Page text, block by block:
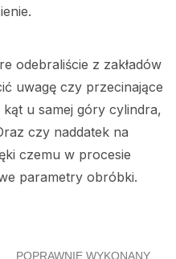
odebraliście z zakładów
uwagę czy przecinające
u samej góry cylindra,
czy naddatek na
czemu w procesie
parametry obróbki.
POPRAWNIE WYKONANY